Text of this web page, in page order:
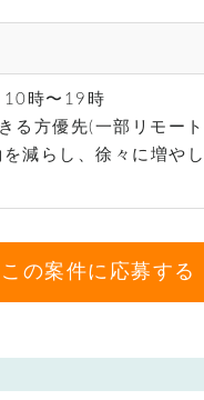
10時〜19時
る方優先(一部リモー
を減らし、徐々に増や
この案件に応募する